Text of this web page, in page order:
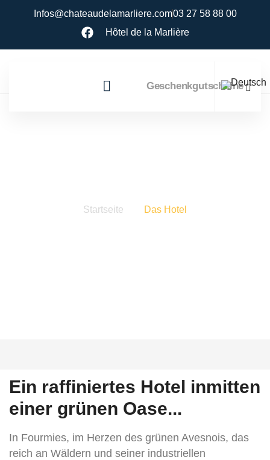
Infos@chateaudelamarliere.com03 27 58 88 00
Hôtel de la Marlière
Geschenkgutscheine
Startseite Das Hotel
Ein raffiniertes Hotel inmitten
einer grünen Oase...
In Fourmies, im Herzen des grünen Avesnois, das
reich an Wäldern und seiner industriellen